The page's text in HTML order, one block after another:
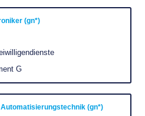
(gn*)
G
(gn*)